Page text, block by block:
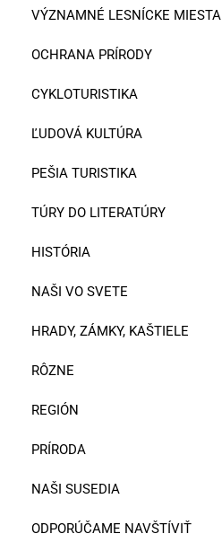
VÝZNAMNÉ LESNÍCKE MIESTA
OCHRANA PRÍRODY
CYKLOTURISTIKA
ĽUDOVÁ KULTÚRA
PEŠIA TURISTIKA
TÚRY DO LITERATÚRY
HISTÓRIA
NAŠI VO SVETE
HRADY, ZÁMKY, KAŠTIELE
RÔZNE
REGIÓN
PRÍRODA
NAŠI SUSEDIA
ODPORÚČAME NAVŠTÍVIŤ